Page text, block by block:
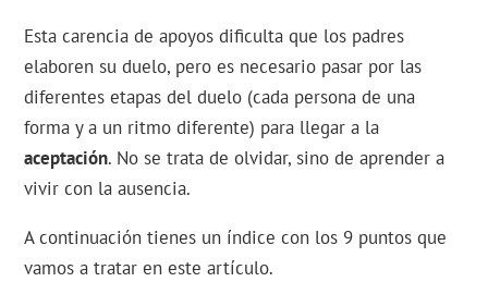
Esta carencia de apoyos dificulta que los padres
elaboren su duelo, pero es necesario pasar por las
diferentes etapas del duelo (cada persona de una
forma y a un ritmo diferente) para llegar a la
aceptación. No se trata de olvidar, sino de aprender a
vivir con la ausencia.
A continuación tienes un índice con los 9 puntos que
vamos a tratar en este artículo.